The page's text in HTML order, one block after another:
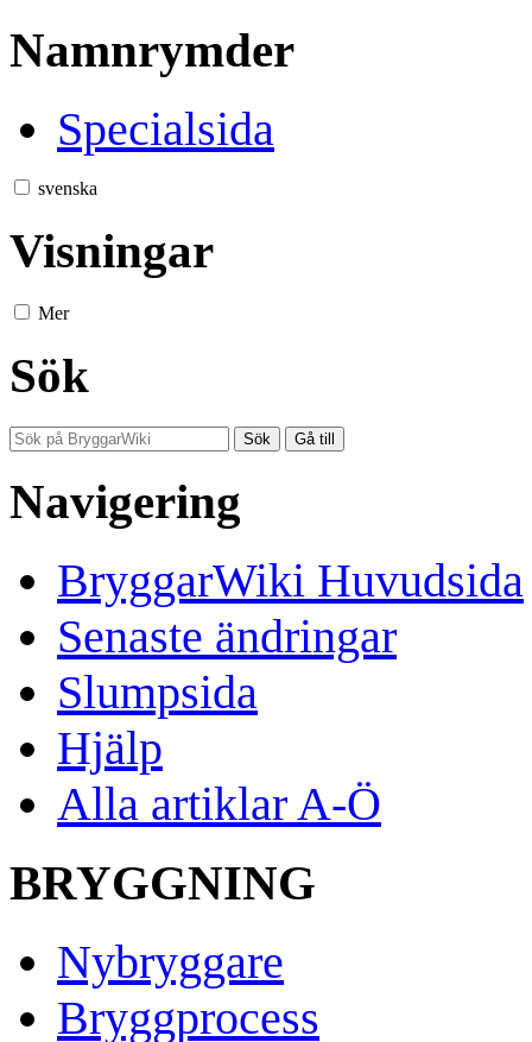
Namnrymder
Specialsida
svenska
Visningar
Mer
Sök
Navigering
BryggarWiki Huvudsida
Senaste ändringar
Slumpsida
Hjälp
Alla artiklar A-Ö
BRYGGNING
Nybryggare
Bryggprocess